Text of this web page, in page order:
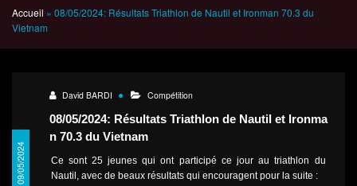
Accueil » 08/05/2024: Résultats Triathlon de Nautil et Ironman 70.3 du
Vietnam
09/05/2024
David BARDI Compétition
08/05/2024: Résultats Triathlon de Nautil et Ironma
n 70.3 du Vietnam
Ce sont 25 jeunes qui ont participé ce jour au triathlon du
Nautil, avec de beaux résultats qui encouragent pour la suite :